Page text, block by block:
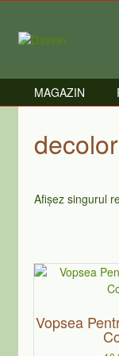
content
MAGAZIN
Afișez singurul
Vopsea
Acest
mai